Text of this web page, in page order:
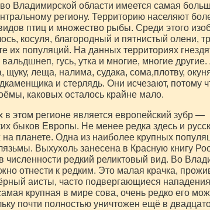
Владимирской области имеется самая
региону. Территорию населяют
птиц и множество рыбы. Среди этого
косуля, благородный и пятнистый олени,
их популяций. На данных территориях
гусь, утка и многие, многие другие.
леща, налима, судака, сома,плотву,
и стерлядь. Они исчезают, потому
каковых осталось крайне мало.
этом регионе является европейский зубр —
быков Европы. Не менее редка здесь и
планете. Одна из наиболее крупных
Выхухоль занесена в Красную книгу
редкий реликтовый вид. Во
отнести к редким. Это малая крачка,
аисты, часто подвергающиеся
крупная в мире сова, очень редко его
почти полностью уничтожен ещё в